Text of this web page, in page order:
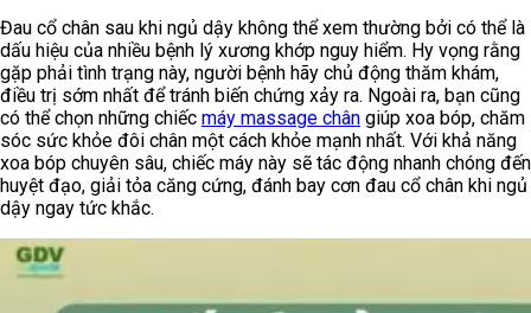
Đau cổ chân sau khi ngủ dậy không thể xem thường bởi có thể là
dấu hiệu của nhiều bệnh lý xương khớp nguy hiểm. Hy vọng rằng
gặp phải tình trạng này, người bệnh hãy chủ động thăm khám,
điều trị sớm nhất để tránh biến chứng xảy ra. Ngoài ra, bạn cũng
có thể chọn những chiếc máy massage chân giúp xoa bóp, chăm
sóc sức khỏe đôi chân một cách khỏe mạnh nhất. Với khả năng
xoa bóp chuyên sâu, chiếc máy này sẽ tác động nhanh chóng đến
huyệt đạo, giải tỏa căng cứng, đánh bay cơn đau cổ chân khi ngủ
dậy ngay tức khắc.